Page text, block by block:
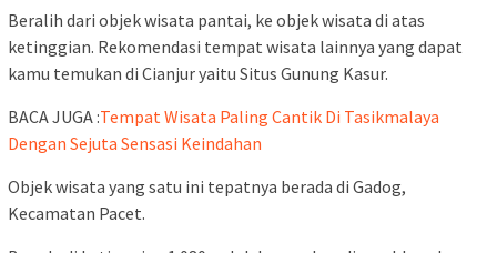
Beralih dari objek wisata pantai, ke objek wisata di atas
ketinggian. Rekomendasi tempat wisata lainnya yang dapat
kamu temukan di Cianjur yaitu Situs Gunung Kasur.
BACA JUGA :Tempat Wisata Paling Cantik Di Tasikmalaya
Dengan Sejuta Sensasi Keindahan
Objek wisata yang satu ini tepatnya berada di Gadog,
Kecamatan Pacet.